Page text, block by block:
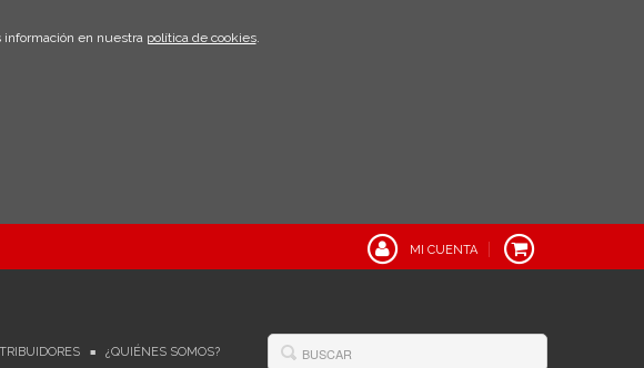
información en nuestra política de cookies.
MI CUENTA
¿QUIÉNES SOMOS?